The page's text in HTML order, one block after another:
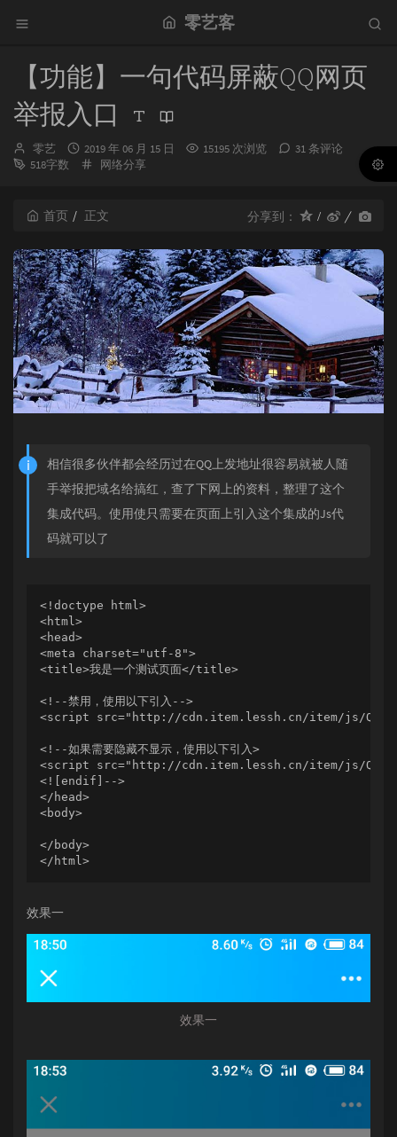
零艺客
【功能】一句代码屏蔽QQ网页
举报入口
博
主：
零艺
发
布
2019 年 06 月 15 日 15195 次浏览
31 条评论
518字数
分
网络分享
首页 正文 分享到：
相信很多伙伴都会经历过在QQ上发地址很容易就被人随
手举报把域名给搞红，查了下网上的资料，整理了这个
集成代码。使用使只需要在页面上引入这个集成的Js代
码就可以了
<!doctype html>
<html>
<head>
<meta charset="utf-8">
<title>我是一个测试页面</title>
<!--禁用，使用以下引入-->
<script src="http://cdn.item.lessh.cn/item/js/
<!--如果需要隐藏不显示，使用以下引入>
<script src="http://cdn.item.lessh.cn/item/js/
<![endif]-->
</head>
<body>
</body>
效果一
效果一